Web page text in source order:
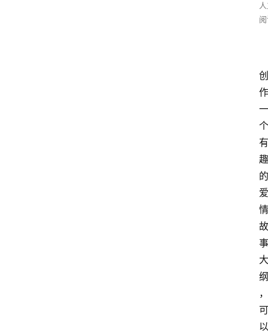
创
作
一
个
有
趣
的
爱
情
故
事
大
纲
，
可
以